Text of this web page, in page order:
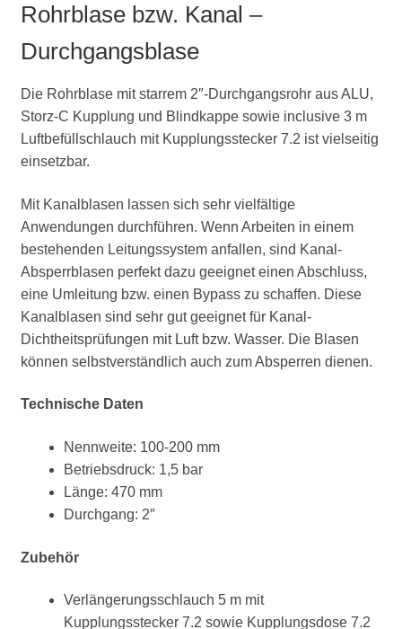
Rohrblase bzw. Kanal –
Durchgangsblase
Die Rohrblase mit starrem 2″-Durchgangsrohr aus ALU,
Storz-C Kupplung und Blindkappe sowie inclusive 3 m
Luftbefüllschlauch mit Kupplungsstecker 7.2 ist vielseitig
einsetzbar.
Mit Kanalblasen lassen sich sehr vielfältige
Anwendungen durchführen. Wenn Arbeiten in einem
bestehenden Leitungssystem anfallen, sind Kanal-
Absperrblasen perfekt dazu geeignet einen Abschluss,
eine Umleitung bzw. einen Bypass zu schaffen. Diese
Kanalblasen sind sehr gut geeignet für Kanal-
Dichtheitsprüfungen mit Luft bzw. Wasser. Die Blasen
können selbstverständlich auch zum Absperren dienen.
Technische Daten
Nennweite: 100-200 mm
Betriebsdruck: 1,5 bar
Länge: 470 mm
Durchgang: 2″
Zubehör
Verlängerungsschlauch 5 m mit
Kupplungsstecker 7.2 sowie Kupplungsdose 7.2